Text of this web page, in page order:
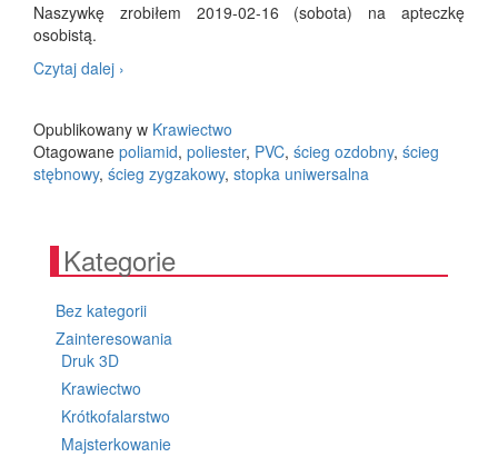
Naszyw­kę zro­bi­łem 2019-02-16 (sobo­ta) na aptecz­kę
osobistą.
Czy­taj dalej Notat­
wiec­
ki
—
sko­
MED
›
Opublikowany w Krawiectwo
Otagowane poliamid, poliester, PVC, ścieg ozdobny, ścieg
stębnowy, ścieg zygzakowy, stopka uniwersalna
Kategorie
Bez kategorii
Zainteresowania
Druk 3D
Krawiectwo
Krótkofalarstwo
Majsterkowanie